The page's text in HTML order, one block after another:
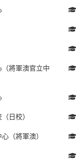
將軍澳官立中
日校）
（將軍澳）